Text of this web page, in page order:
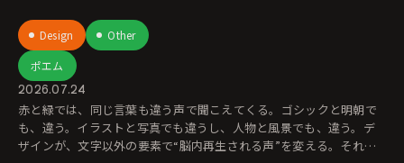
Design
Other
ポエム
2026.07.24
赤と緑では、同じ言葉も違う声で聞こえてくる。ゴシックと明朝で
も、違う。イラストと写真でも違うし、人物と風景でも、違う。デ
ザインが、文字以外の要素で“脳内再生される声”を変える。それが